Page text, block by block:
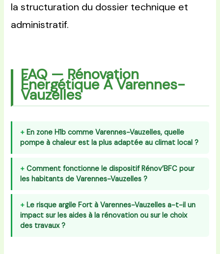
la structuration du dossier technique et
administratif.
FAQ — Rénovation
Énergétique À Varennes-
Vauzelles
En zone H1b comme Varennes-Vauzelles, quelle
pompe à chaleur est la plus adaptée au climat local ?
Comment fonctionne le dispositif Rénov’BFC pour
les habitants de Varennes-Vauzelles ?
Le risque argile Fort à Varennes-Vauzelles a-t-il un
impact sur les aides à la rénovation ou sur le choix
des travaux ?